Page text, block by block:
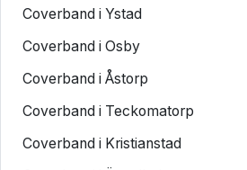
Coverband i Ystad
Coverband i Osby
Coverband i Åstorp
Coverband i Teckomatorp
Coverband i Kristianstad